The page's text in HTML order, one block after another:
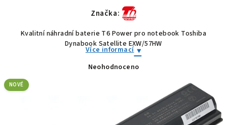
Značka:
Kvalitní náhradní baterie T6 Power pro notebook Toshiba
Dynabook Satellite EXW/57HW
Více informací
Průměrné
hvězdiček.
Neohodnoceno
NOVÉ